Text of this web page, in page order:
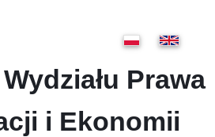
Prawa
i Ekonomii